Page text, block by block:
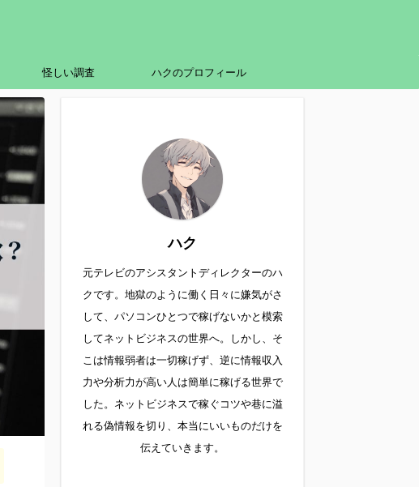
怪しい調査 ハクのプロフィール
ハク
元テレビのアシスタントディレクターのハ
クです。地獄のように働く日々に嫌気がさ
して、パソコンひとつで稼げないかと模索
してネットビジネスの世界へ。しかし、そ
こは情報弱者は一切稼げず、逆に情報収入
力や分析力が高い人は簡単に稼げる世界で
した。ネットビジネスで稼ぐコツや巷に溢
れる偽情報を切り、本当にいいものだけを
伝えていきます。